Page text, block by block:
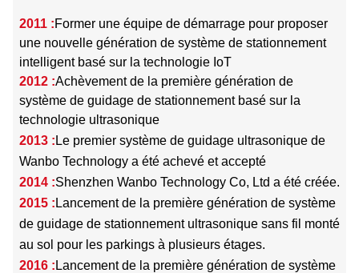
2011 :Former une équipe de démarrage pour proposer
une nouvelle génération de système de stationnement
intelligent basé sur la technologie IoT
2012 :Achèvement de la première génération de
système de guidage de stationnement basé sur la
technologie ultrasonique
2013 : Le premier système de guidage ultrasonique de
Wanbo Technology a été achevé et accepté
2014 :Shenzhen Wanbo Technology Co, Ltd a été créée.
2015 : Lancement de la première génération de système
de guidage de stationnement ultrasonique sans fil monté
au sol pour les parkings à plusieurs étages.
2016 : Lancement de la première génération de système